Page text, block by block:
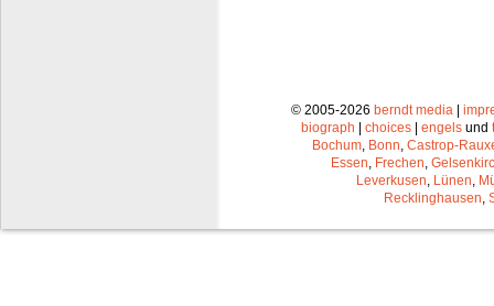
© 2005-2026 berndt media |
biograph | choices | engels und
Bochum Bonn Castrop-
Essen Frechen
Leverkusen Lünen
Recklinghausen